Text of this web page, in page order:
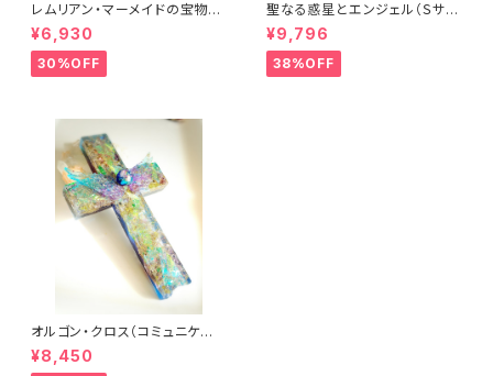
レムリアン・マーメイドの宝物
（オルゴナイト）
¥6,930
30%OFF
聖なる惑星とエンジェル（Ｓサイ
ズ）（フレーム・ヒーリングアー
ト）
¥9,796
38%OFF
オルゴン・クロス（コミュニケー
ション）
¥8,450